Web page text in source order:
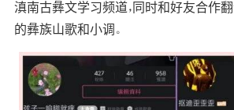
滇南古彝文学习频道，同时和好友合作
的彝族山歌和小调。